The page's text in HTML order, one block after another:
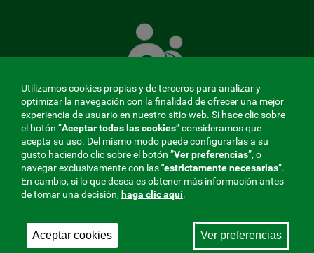
Mutua
que
ti
MENÚ
REDES
SOCIALES
V20
Aviso legal|Privacidad
Mutua Colaboradora con la Seguridad Social, 275.
Utilizamos cookies propias y de terceros para analizar y
optimizar la navegación con la finalidad de ofrecer una mejor
experiencia de usuario en nuestro sitio web. Si hace clic sobre
el botón “Aceptar todas las cookies” consideramos que
acepta su uso. Del mismo modo puede configurarlas a su
gusto haciendo clic sobre el botón ”Ver preferencias”, o
navegar exclusivamente con las"estrictamentenecesarias”.
En cambio, si lo que desea es obtener más información antes
de tomar una decisión, haga clic aquí.
Aceptar cookies Ver preferencias